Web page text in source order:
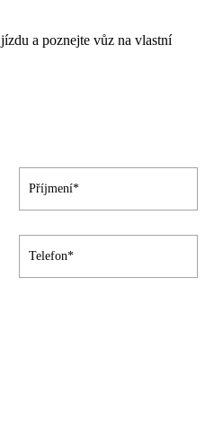
a poznejte vůz na vlastní